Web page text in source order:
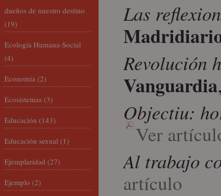
Las
Revolución
Vanguardia
Objectiu:
Ver
Al trabajo
artículo
dueños de nuestro destino
(19)
Ecología Humana-Social
(4)
Economía (2)
Ecosistemas (3)
Educación (143)
Educación sexual (1)
Ejemplaridad (27)
Ejemplo (2)